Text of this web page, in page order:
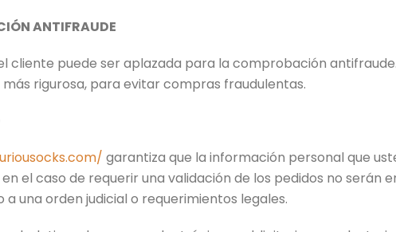
ANTIFRAUDE
cliente puede ser aplazada para la comprobación
rigurosa, para evitar compras fraudulentas.
garantiza que la información personal que
el caso de requerir una validación de los pedidos no
una orden judicial o requerimientos legales.